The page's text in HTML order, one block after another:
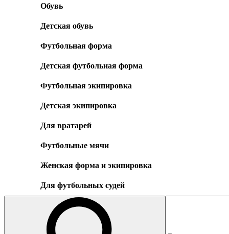
Обувь
Детская обувь
Футбольная форма
Детская футбольная форма
Футбольная экипировка
Детская экипировка
Для вратарей
Футбольные мячи
Женская форма и экипировка
Для футбольных судей